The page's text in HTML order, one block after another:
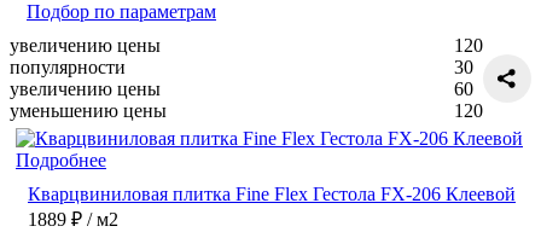
Подбор по параметрам
увеличению цены
популярности
увеличению цены
уменьшению цены
120
30
60
120
Подробнее
Кварцвиниловая плитка Fine Flex Гестола FX-206 Клеевой
1889 ₽ / м2